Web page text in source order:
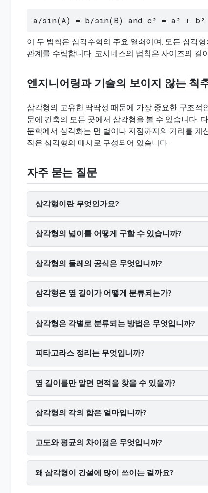
a/sin(A) = b/sin(B) and c² = a² + b²
이 두 법칙은 삼각수학의 주요 열쇠이며, 모든 삼각
관계를 수립합니다. 코시네스의 법칙은 사이즈의
엔지니어링과 기술의 보이지 않는 척
삼각형의 고유한 딱딱성 때문에 가장 중요한 구조적
문에 건축의 모든 곳에서 삼각형을 볼 수 있습니다.
문학에서 삼각화는 먼 별이나 지점까지의 거리를
작은 삼각형의 매시로 구성되어 있습니다.
자주 묻는 질문
삼각형이란 무엇인가요?
삼각형의 넓이를 어떻게 구할 수 있습니까?
삼각형의 둘레의 공식은 무엇입니까?
삼각형은 옆 길이가 어떻게 분류되는가?
삼각형은 각별로 분류되는 방법은 무엇입니까?
피타고라스 정리는 무엇입니까?
옆 길이를만 알면 면적을 찾을 수 있을까?
삼각형의 각의 합은 얼마입니까?
고도와 평균의 차이점은 무엇입니까?
왜 삼각형이 건설에 많이 쓰이는 걸까요?